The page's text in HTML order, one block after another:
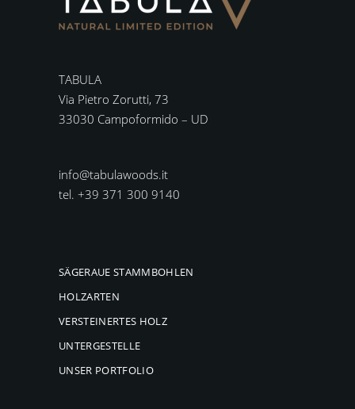
TABULA
Via Pietro Zorutti, 73
33030 Campoformido – UD
info@tabulawoods.it
tel. +39 371 300 9140
SÄGERAUE STAMMBOHLEN
HOLZARTEN
VERSTEINERTES HOLZ
UNTERGESTELLE
UNSER PORTFOLIO